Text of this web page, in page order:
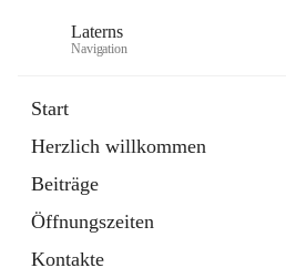
Laterns
Navigation
Start
Herzlich willkommen
Beiträge
Öffnungszeiten
Kontakte
11 Schnellzugriffe
Soziales
1 Schnellzugriff